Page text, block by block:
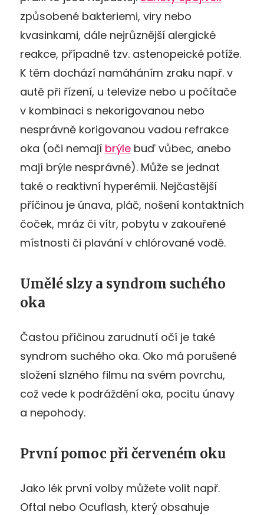
způsobené bakteriemi, viry nebo
kvasinkami, dále nejrůznější alergické
reakce, případně tzv. astenopeické potíže.
K těm dochází namáháním zraku např. v
autě při řízení, u televize nebo u počítače
v kombinaci s nekorigovanou nebo
nesprávně korigovanou vadou refrakce
oka (oči nemají brýle buď vůbec, anebo
mají brýle nesprávné). Může se jednat
také o reaktivní hyperémii. Nejčastější
příčinou je únava, pláč, nošení kontaktních
čoček, mráz či vítr, pobytu v zakouřené
místnosti či plavání v chlórované vodě.
Umělé slzy a syndrom suchého
oka
Častou příčinou zarudnutí očí je také
syndrom suchého oka. Oko má porušené
složení slzného filmu na svém povrchu,
což vede k podráždění oka, pocitu únavy
a nepohody.
První pomoc při červeném oku
Jako lék první volby můžete volit např.
Oftal nebo Ocuflash, který obsahuje